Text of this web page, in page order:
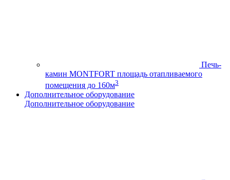
Печь-
камин MONTFORT площадь отапливаемого
помещения до 160м3
Дополнительное оборудование
Дополнительное оборудование